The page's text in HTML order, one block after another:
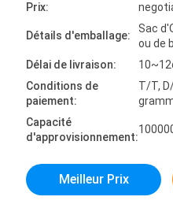
Prix:
Détails d'emballage:
Sac
ou de
Délai de livraison:
Conditions de
paiement:
T/T,
Capacité
d'approvisionnement:
Meilleur Prix